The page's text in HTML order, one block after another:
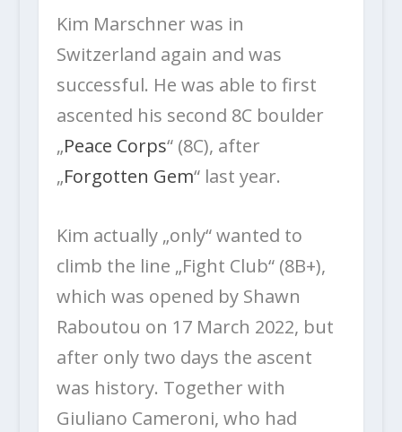
Kim Marschner was in
Switzerland again and was
successful. He was able to first
ascented his second 8C boulder
„Peace Corps“ (8C), after
„Forgotten Gem“ last year.
Kim actually „only“ wanted to
climb the line „Fight Club“ (8B+),
which was opened by Shawn
Raboutou on 17 March 2022, but
after only two days the ascent
was history. Together with
Giuliano Cameroni, who had